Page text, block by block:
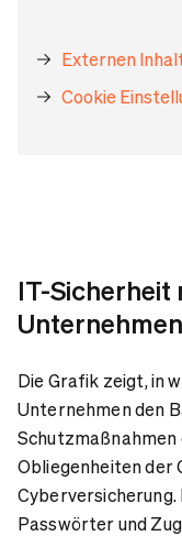
Externen
Cookie
IT-
Die Grafik zeigt, in
Unternehmen den
Obliegenheiten der
Passwörter und